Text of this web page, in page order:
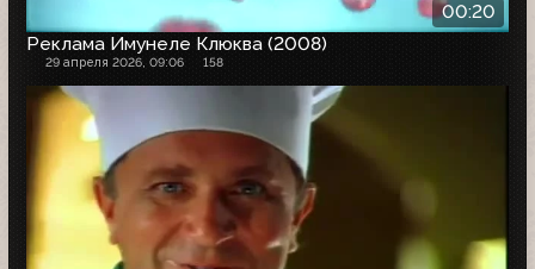
00:20
Реклама Имунеле Клюква (2008)
29 апреля 2026, 09:06 158